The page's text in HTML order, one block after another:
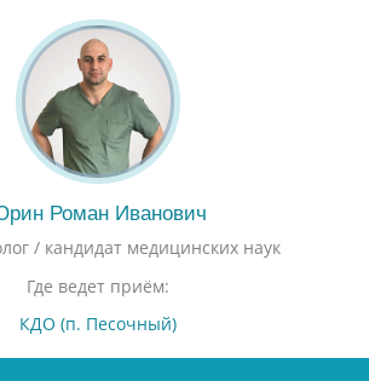
Роман Иванович
/ кандидат медицинских наук
Где ведет приём:
КДО (п. Песочный)